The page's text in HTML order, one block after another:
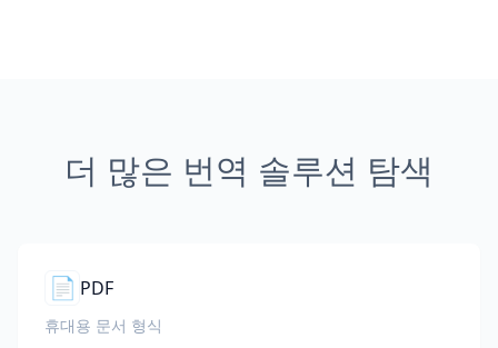
더 많은 번역 솔루션 탐색
📄 PDF
휴대용 문서 형식